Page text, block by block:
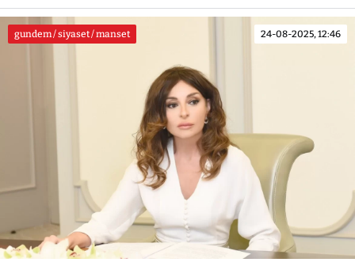
gundem / siyaset / manset 24-08-2025, 12:46